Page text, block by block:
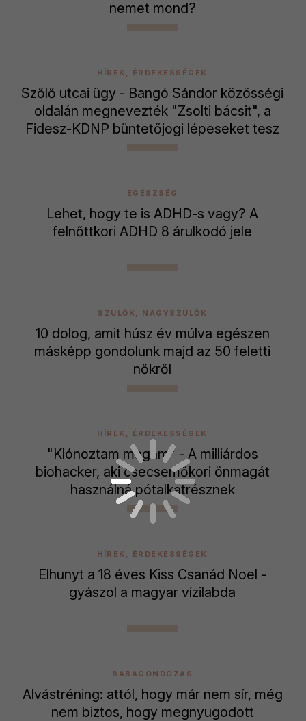
nemet mond?
HÍREK, ÉRDEKESSÉGEK
Szőlő utcai ügy - Bangó Sándor közösségi
oldalán megnevezték "Zsolti bácsit", a
Fidesz-KDNP büntetőjogi lépeseket tesz
EGÉSZSÉG
Lehet, hogy te is ADHD-s vagy? A
felnőttkori ADHD 8 árulkodó jele
SZÜLŐK, NAGYSZÜLŐK
10 dolog, amit húsz év múlva egészen
másképp gondolunk majd az 50 feletti
nőkről
HÍREK, ÉRDEKESSÉGEK
"Klónoztam magam" - A milliárdos
biohacker, aki csecsemőkori önmagát
használná pótalkatrésznek
HÍREK, ÉRDEKESSÉGEK
Elhunyt a 18 éves Kiss Csanád Noel -
gyászol a magyar vízilabda
BABAGONDOZÁS
Alvástréning: attól, hogy már nem sír, még
nem biztos, hogy megnyugodott